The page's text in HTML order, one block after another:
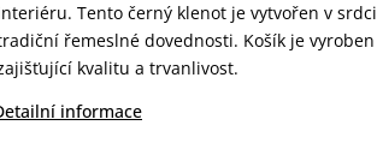
Tento černý klenot je vytvořen v
řemeslné dovednosti. Košík je
kvalitu a trvanlivost.
informace